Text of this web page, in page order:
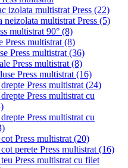
izolata multistrat Press (22)
neizolata multistrat Press (5)
multistrat 90° (8)
Press multistrat (8)
Press multistrat (36)
Press multistrat (8)
Press multistrat (16)
Press multistrat (24)
Press multistrat cu
Press multistrat cu
Press multistrat (20)
perete Press multistrat (16)
Press multistrat cu filet